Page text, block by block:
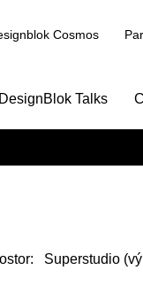
Cosmos
DesignBlok Talks
Superstudio